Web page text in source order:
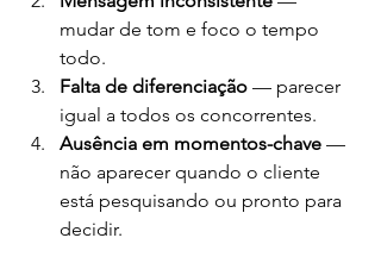
mudar de tom e foco o tempo
todo.
Falta de diferenciação — parecer
igual a todos os concorrentes.
Ausência em momentos-chave —
não aparecer quando o cliente
está pesquisando ou pronto para
decidir.